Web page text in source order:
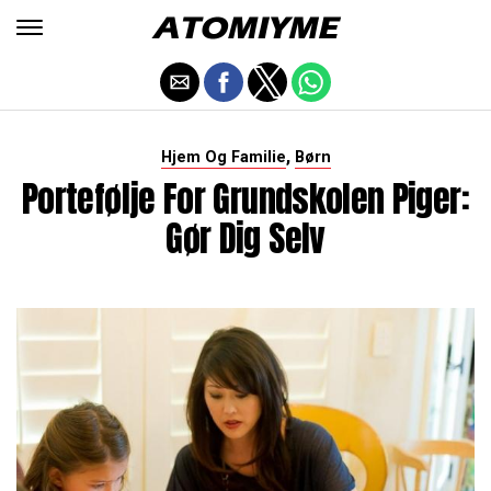
Hjem Og Familie, Børn
Portefølje For Grundskolen Piger:
Gør Dig Selv